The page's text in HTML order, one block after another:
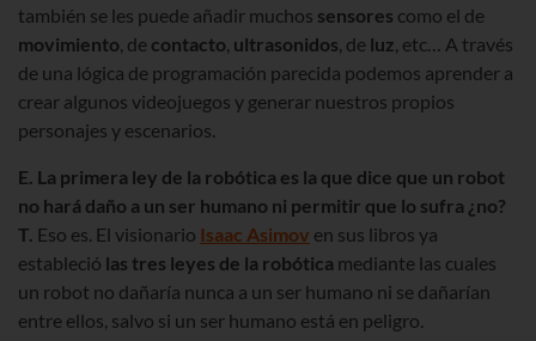
también se les puede añadir muchos sensores como el de
movimiento, de contacto, ultrasonidos, de luz, etc… A través
de una lógica de programación parecida podemos aprender a
crear algunos videojuegos y generar nuestros propios
personajes y escenarios.
E. La primera ley de la robótica es la que dice que un robot
no hará daño a un ser humano ni permitir que lo sufra ¿no?
T. Eso es. El visionario Isaac Asimov en sus libros ya
estableció las tres leyes de la robótica mediante las cuales
un robot no dañaría nunca a un ser humano ni se dañarían
entre ellos, salvo si un ser humano está en peligro.